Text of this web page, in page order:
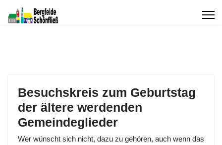
Besuchskreis zum Geburtstag
der ältere werdenden
Gemeindeglieder
Wer wünscht sich nicht, dazu zu gehören, auch wenn das